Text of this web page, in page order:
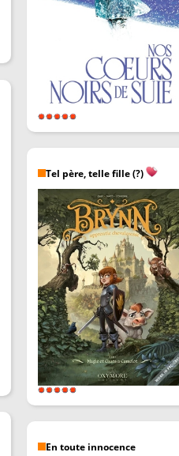
Tel père, telle fille (?)
En toute innocence